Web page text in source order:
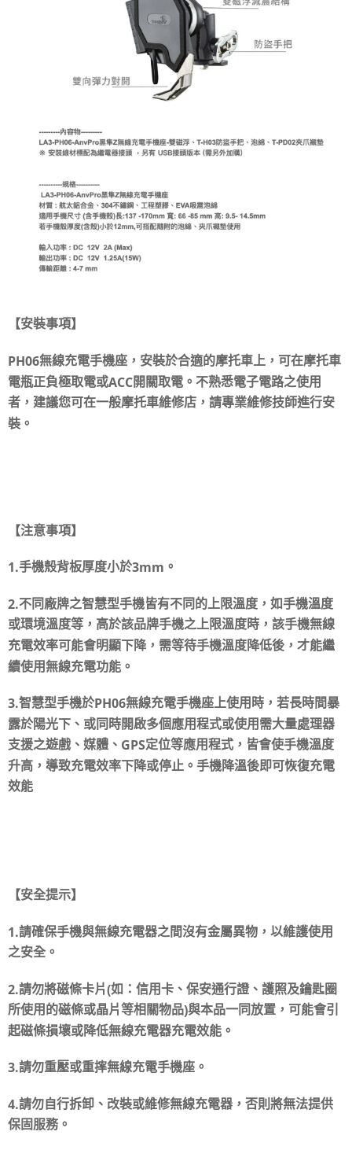
【安裝事項】
PH06無線充電手機座，安裝於合適的摩托車上，可在摩托車
電瓶正負極取電或ACC開關取電。不熟悉電子電路之使用
者，建議您可在一般摩托車維修店，請專業維修技師進行安
裝。
【注意事項】
1.手機殼背板厚度小於3mm 。
2.不同廠牌之智慧型手機皆有不同的上限溫度，如手機溫度
或環境溫度等，高於該品牌手機之上限溫度時，該手機無線
充電效率可能會明顯下降，需等待手機溫度降低後，才能繼
續使用無線充電功能。
3.智慧型手機於PH06無線充電手機座上使用時，若長時間暴
露於陽光下、或同時開啟多個應用程式或使用需大量處理器
支援之遊戲、媒體、 GPS定位等應用程式，皆會使手機溫度
升高，導致充電效率下降或停止。手機降溫後即可恢復充電
效能
【安全提示】
1.請確保手機與無線充電器之間沒有金屬異物，以維護使用
之安全。
2.請勿將磁條卡片(如：信用卡、保安通行證、護照及鑰匙圈
所使用的磁條或晶片等相關物品)與本品一同放置，可能會引
起磁條損壞或降低無線充電器充電效能。
3.請勿重壓或重摔無線充電手機座。
4.請勿自行拆卸、改裝或維修無線充電器，否則將無法提供
保固服務。